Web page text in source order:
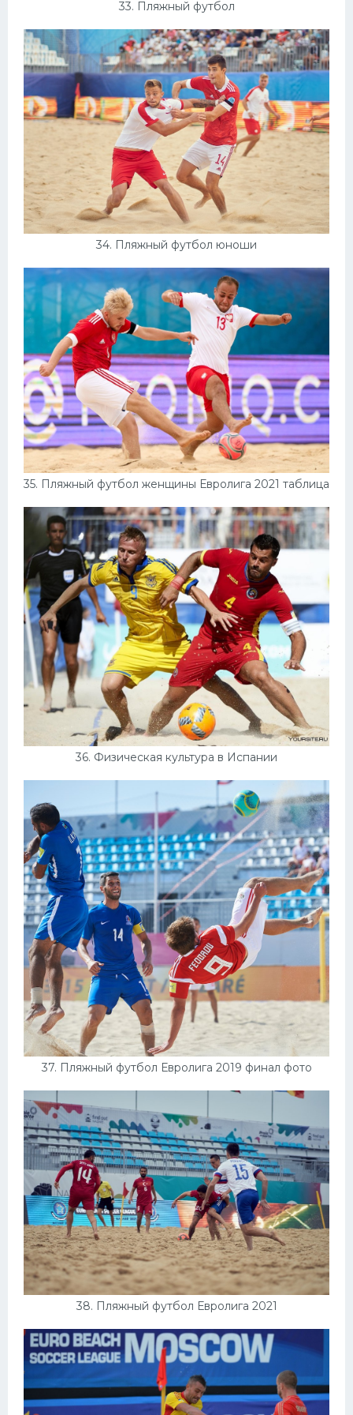
33. Пляжный футбол
34. Пляжный футбол юноши
35. Пляжный футбол женщины Евролига 2021 таблица
36. Физическая культура в Испании
37. Пляжный футбол Евролига 2019 финал фото
38. Пляжный футбол Евролига 2021